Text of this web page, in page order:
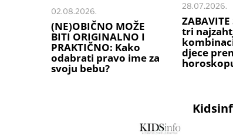
02.08.2026.
(NE)OBIČNO MOŽE
BITI ORIGINALNO I
PRAKTIČNO: Kako
odabrati pravo ime za
svoju bebu?
28.07.2026.
ZABAVITE
tri
djece